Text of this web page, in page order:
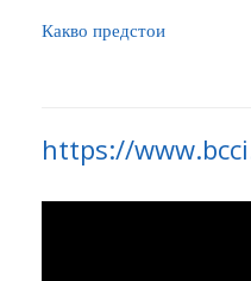
Какво предстои
https://